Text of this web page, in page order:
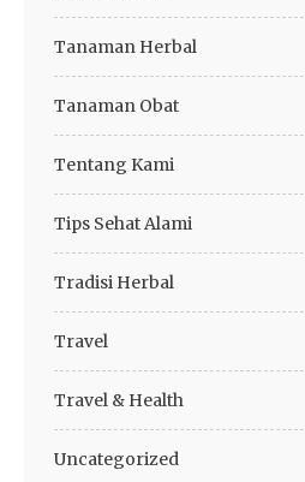
Tanaman Herbal
Tanaman Obat
Tentang Kami
Tips Sehat Alami
Tradisi Herbal
Travel
Travel & Health
Uncategorized